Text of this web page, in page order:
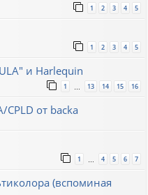
1 2 3 4 5
1 2 3 4 5
и Harlequin
1 … 13 14 15 16
CPLD от backa
1 … 4 5 6 7
(вспоминая